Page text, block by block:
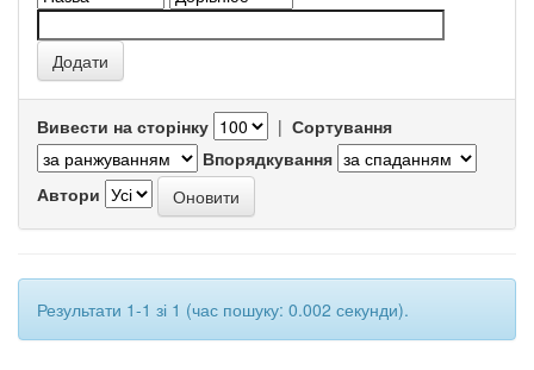
Вивести на сторінку | Сортування
Впорядкування
Автори
Результати 1-1 зі 1 (час пошуку: 0.002 секунди).